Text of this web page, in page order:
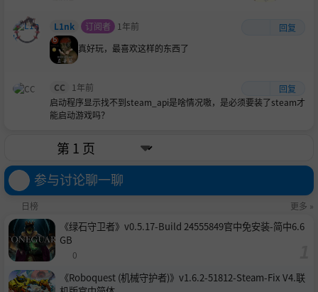
L1nk 订阅者 1年前
回复
真好玩，最喜欢这样的东西了
CC 1年前
回复
启动程序显示找不到steam_api是啥情况嗷，是必须要装了steam才
能启动游戏吗？
参与讨论聊一聊
日榜 更多 »
《绿石守卫者》v0.5.17-Build 24555849官中免安装-简中6.6
GB
0
《Roboquest (机械守护者)》v1.6.2-51812-Steam-Fix V4.联